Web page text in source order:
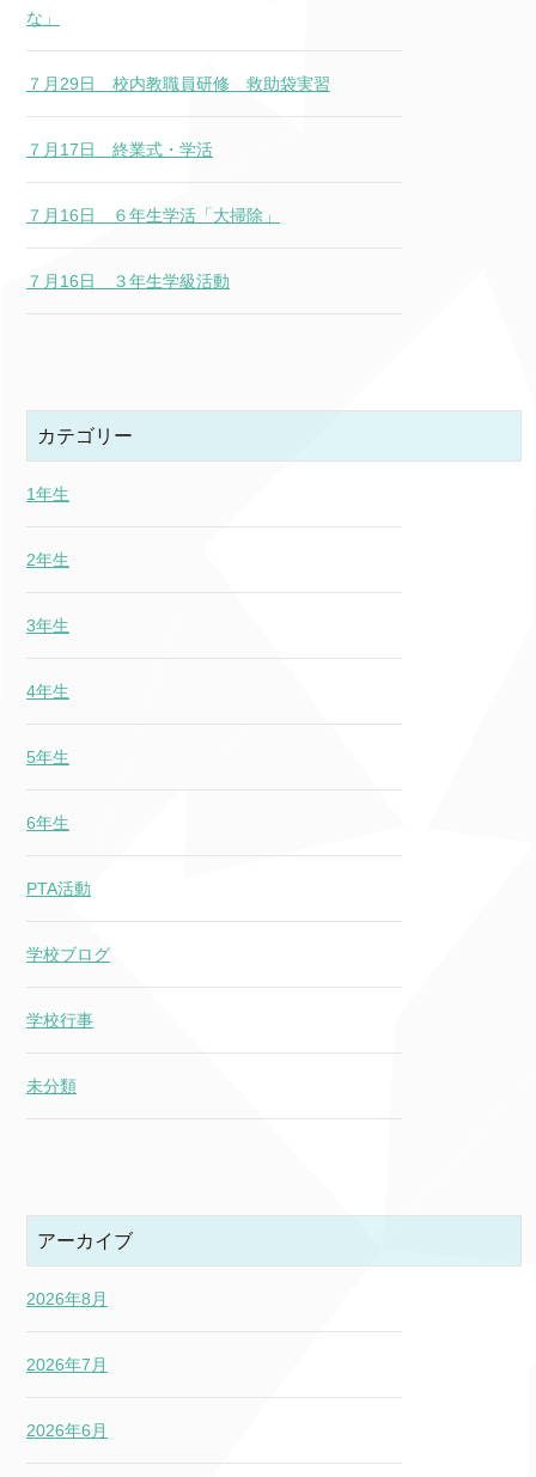
な」
７月29日 校内教職員研修 救助袋実習
７月17日 終業式・学活
７月16日 ６年生学活「大掃除」
７月16日 ３年生学級活動
カテゴリー
1年生
2年生
3年生
4年生
5年生
6年生
PTA活動
学校ブログ
学校行事
未分類
アーカイブ
2026年8月
2026年7月
2026年6月